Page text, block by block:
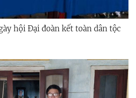
hội Đại đoàn kết toàn dân tộc